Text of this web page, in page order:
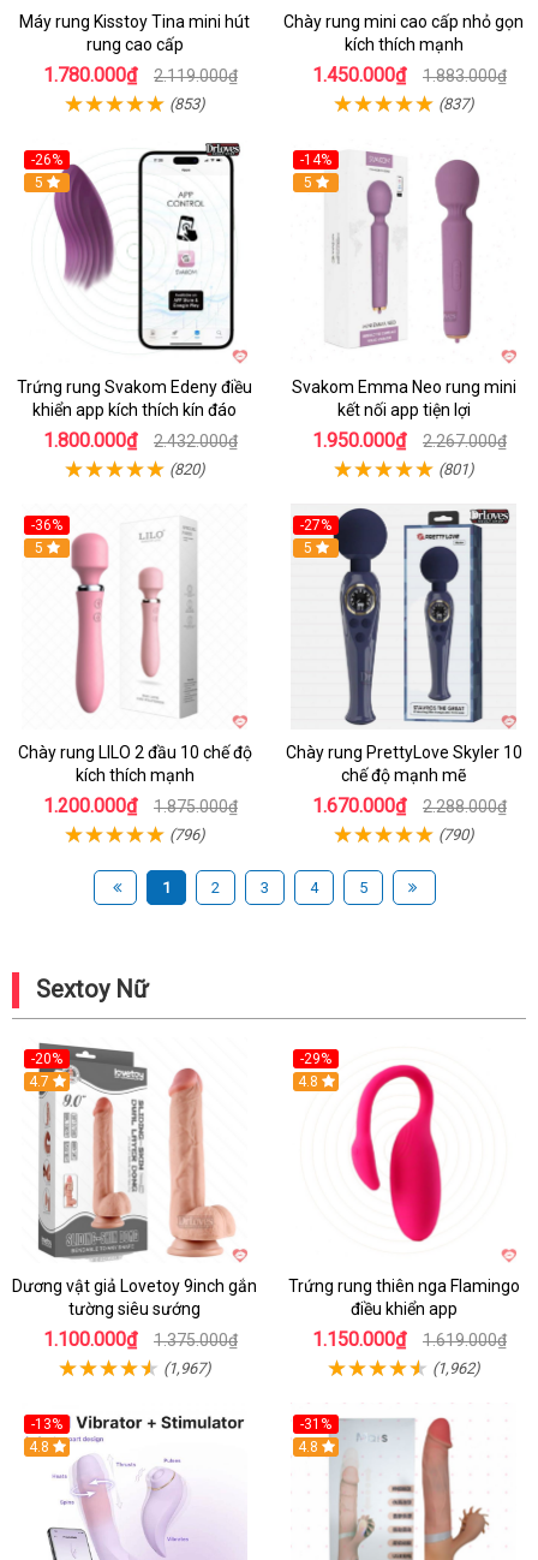
Máy rung Kisstoy Tina mini hút
rung cao cấp
1.780.000₫ 2.119.000₫
(853)
Chày rung mini cao cấp nhỏ gọn
kích thích mạnh
1.450.000₫ 1.883.000₫
(837)
-26%
Hot
5
Trứng rung Svakom Edeny điều
khiển app kích thích kín đáo
1.800.000₫ 2.432.000₫
(820)
-14%
Hot
5
Svakom Emma Neo rung mini
kết nối app tiện lợi
1.950.000₫ 2.267.000₫
(801)
-36%
Hot
5
Chày rung LILO 2 đầu 10 chế độ
kích thích mạnh
1.200.000₫ 1.875.000₫
(796)
-27%
Hot
5
Chày rung PrettyLove Skyler 10
chế độ mạnh mẽ
1.670.000₫ 2.288.000₫
(790)
1 2 3 4 5
Sextoy Nữ
-20%
Hot
4.7
Dương vật giả Lovetoy 9inch gắn
tường siêu sướng
1.100.000₫ 1.375.000₫
(1,967)
-29%
Hot
4.8
Trứng rung thiên nga Flamingo
điều khiển app
1.150.000₫ 1.619.000₫
(1,962)
-13%
4.8
-31%
4.8